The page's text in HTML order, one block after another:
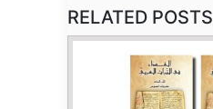
RELATED POSTS